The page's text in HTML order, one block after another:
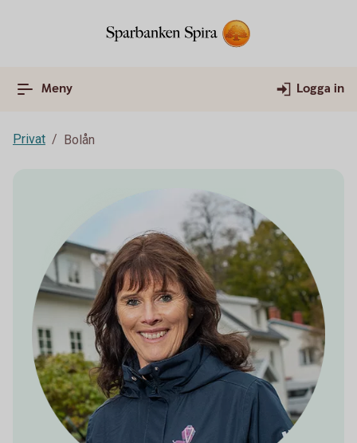
Meny Logga in
Privat Bolån